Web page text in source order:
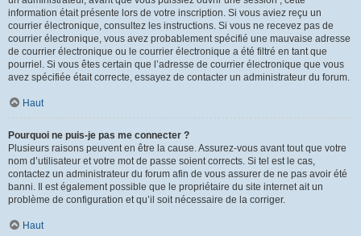
information était présente lors de votre inscription. Si vous aviez reçu un
courrier électronique, consultez les instructions. Si vous ne recevez pas de
courrier électronique, vous avez probablement spécifié une mauvaise adresse
de courrier électronique ou le courrier électronique a été filtré en tant que
pourriel. Si vous êtes certain que l’adresse de courrier électronique que vous
avez spécifiée était correcte, essayez de contacter un administrateur du forum.
Haut
Pourquoi ne puis-je pas me connecter ?
Plusieurs raisons peuvent en être la cause. Assurez-vous avant tout que votre
nom d’utilisateur et votre mot de passe soient corrects. Si tel est le cas,
contactez un administrateur du forum afin de vous assurer de ne pas avoir été
banni. Il est également possible que le propriétaire du site internet ait un
problème de configuration et qu’il soit nécessaire de la corriger.
Haut